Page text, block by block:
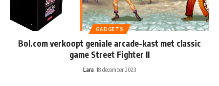
GADGETS
Bol.com verkoopt geniale arcade-kast met classic
game Street Fighter II
Lara 18 december 2023